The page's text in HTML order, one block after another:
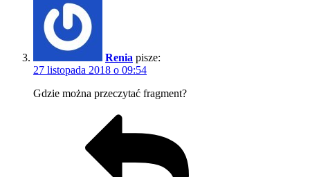
Renia pisze:
27 listopada 2018 o 09:54
Gdzie można przeczytać fragment?